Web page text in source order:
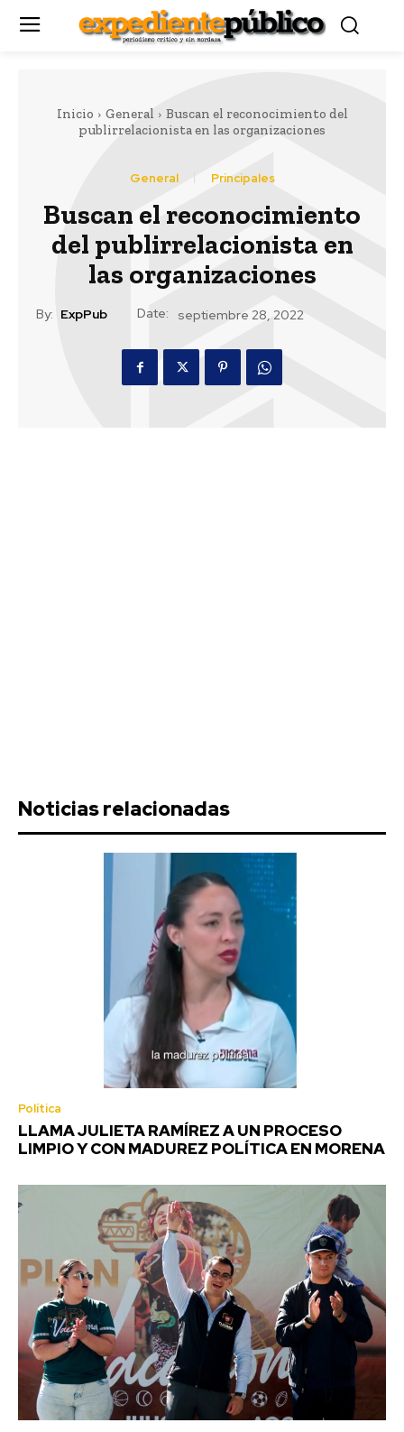
Inicio General
Buscan el reconocimiento del
publirrelacionista en las organizaciones
General Principales
Buscan el reconocimiento
del publirrelacionista en
las organizaciones
By: ExpPub Date: septiembre 28, 2022
Noticias relacionadas
Política
LLAMA JULIETA RAMÍREZ A UN PROCESO
LIMPIO Y CON MADUREZ POLÍTICA EN MORENA